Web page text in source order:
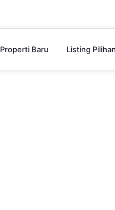
Properti Baru Listing Pilihan